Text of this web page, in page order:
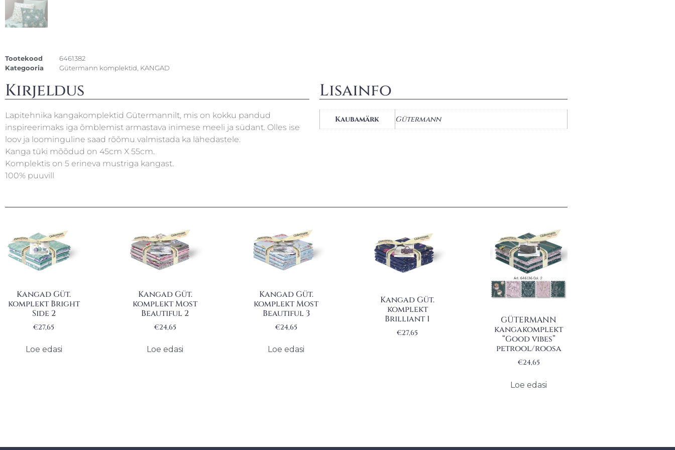
Tootekood
6461382
Kategooria
Gütermann komplektid, KANGAD
Kirjeldus
Lapitehnika kangakomplektid Gütermannilt, mis on kokku pandud
inspireerimaks iga õmblemist armastava inimese meeli ja südant. Olles ise
loov ja loominguline saad rõõmu valmistada ka lähedastele.
Kanga tüki mõõdud on 45cm X 55cm.
Komplektis on 5 erineva mustriga kangast.
100% puuvill
Lisainfo
Kaubamärk Gütermann
Kangad Güt.
komplekt Bright
Side 2
€27,65
Loe edasi
Kangad Güt.
komplekt Most
Beautiful 2
€24,65
Loe edasi
Kangad Güt.
komplekt Most
Beautiful 3
€24,65
Loe edasi
Kangad Güt.
komplekt
Brilliant 1
€27,65
GÜTERMANN
kangakomplekt
“Good vibes”
petrool/roosa
€24,65
Loe edasi